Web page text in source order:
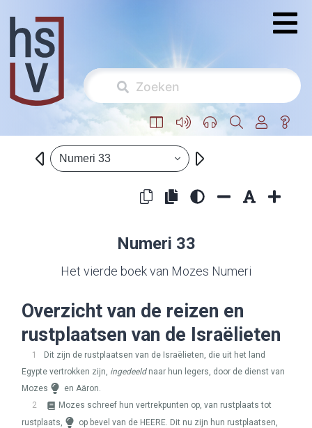
Numeri 33
Numeri 33
Het vierde boek van Mozes Numeri
Overzicht van de reizen en
rustplaatsen van de Israëlieten
1
Dit zijn de rustplaatsen van de Israëlieten, die uit het land
Egypte vertrokken zijn, ingedeeldnaar hun legers, door de dienst van
Mozes
en Aäron.
2
Mozes schreef hun vertrekpunten op, van rustplaats tot
rustplaats,
op bevel van de HEERE. Dit nu zijn hun rustplaatsen,